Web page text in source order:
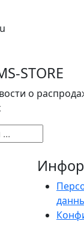
STORE
о